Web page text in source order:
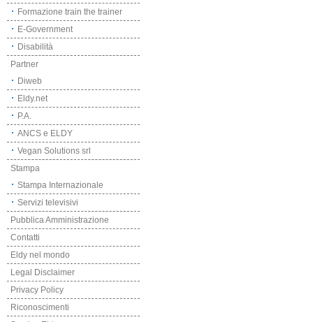
Formazione train the trainer
E-Government
Disabilità
Partner
Diweb
Eldy.net
P.A.
ANCS e ELDY
Vegan Solutions srl
Stampa
Stampa Internazionale
Servizi televisivi
Pubblica Amministrazione
Contatti
Eldy nel mondo
Legal Disclaimer
Privacy Policy
Riconoscimenti